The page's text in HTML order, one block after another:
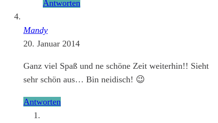
Antworten
Mandy
20. Januar 2014
Ganz viel Spaß und ne schöne Zeit weiterhin!! Sieht
sehr schön aus… Bin neidisch! 😉
Antworten